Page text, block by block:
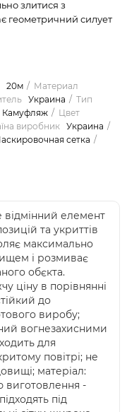
злитися з
геометричний силует
20м
Материал
Украина
Тип
Камуфляж
Цвет
виробник Украина
сетка
відмінний елемент
та укриттів
максимально
і розмиває
обєкта.
ціну в порівнянні
до
виробу;
вогнезахисними
для
повітрі; не
матеріал:
виготовлення -
під